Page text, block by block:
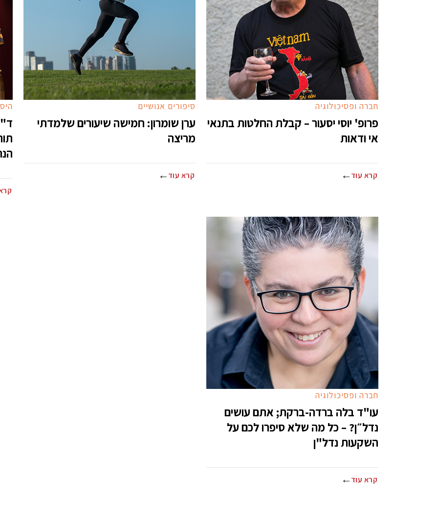
חברה ופסיכולוגיה
פרופ' יוסי יסעור – קבלת החלטות בתנאי
אי ודאות
קרא עוד
סיפורים אנושיים
ערן שומרון: חמישה שיעורים שלמדתי
מריצה
קרא עוד
חברה ופסיכולוגיה
עו"ד בלה ברדה-ברקת; אתם עושים
נדל״ן? – כל מה שלא סיפרו לכם על
השקעות נדל"ן
קרא עוד